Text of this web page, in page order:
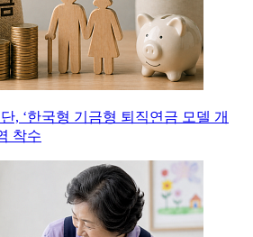
, ‘한국형 기금형 퇴직연금 모델 개
착수